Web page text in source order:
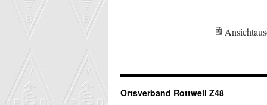
Ansicht
Ortsverband Rottweil Z48